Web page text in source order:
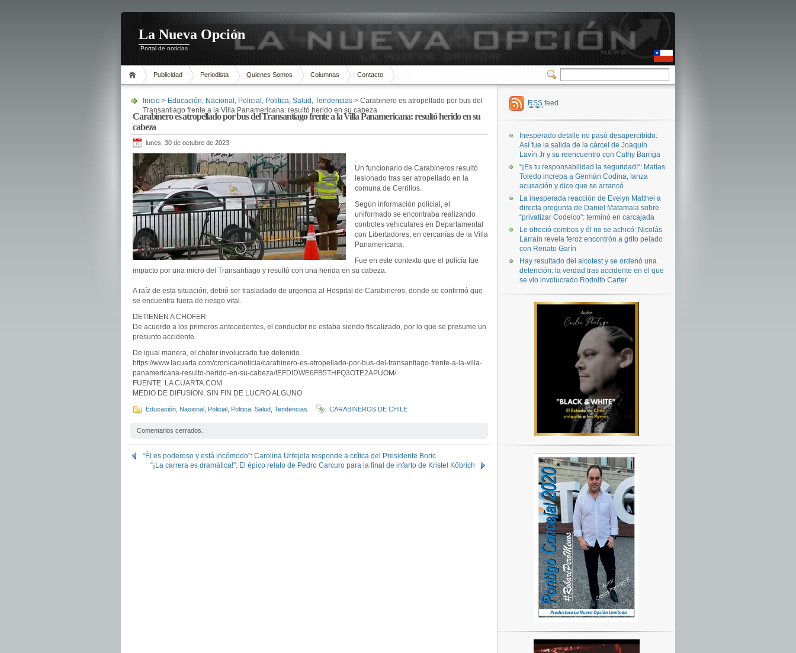
La Nueva Opción
Portal de noticias
Publicidad Periodista Quienes Somos Columnas Contacto
Inicio > Educación, Nacional , Policial , Politica, Salud , Tendencias > Carabinero es atropellado por bus del
Transantiago frente a la Villa Panamericana: resultó herido en su cabeza
Carabinero es atropellado por bus del Transantiago frente a la Villa Panamericana: resultó herido en su
cabeza
lunes, 30 de octubre de 2023
Un funcionario de Carabineros resultó
lesionado tras ser atropellado en la
comuna de Cerrillos.
Según información policial, el
uniformado se encontraba realizando
controles vehiculares en Departamental
con Libertadores, en cercanías de la Villa
Panamericana.
Fue en este contexto que el policía fue
impacto por una micro del Transantiago y resultó con una herida en su cabeza.
A raíz de esta situación, debió ser trasladado de urgencia al Hospital de Carabineros, donde se confirmó que
se encuentra fuera de riesgo vital.
DETIENEN A CHOFER
De acuerdo a los primeros antecedentes, el conductor no estaba siendo fiscalizado, por lo que se presume un
presunto accidente.
De igual manera, el chofer involucrado fue detenido.
https://www.lacuarta.com/cronica/noticia/carabinero-es-atropellado-por-bus-del-transantiago-frente-a-la-villa-
panamericana-resulto-herido-en-su-cabeza/IEFDIDWE6FB5THFQ3OTE2APUOM/
FUENTE. LA CUARTA.COM
MEDIO DE DIFUSION, SIN FIN DE LUCRO ALGUNO
Educación Nacional Policial Politica Salud Tendencias CARABINEROS DE CHILE
Comentarios cerrados.
“Él es poderoso y está incómodo”: Carolina Urrejola responde a crítica del Presidente Boric
“¡La carrera es dramática!”: El épico relato de Pedro Carcuro para la final de infarto de Kristel Köbrich
RSS feed
Inesperado detalle no pasó desapercibido:
Así fue la salida de la cárcel de Joaquín
Lavín Jr y su reencuentro con Cathy Barriga
“¡Es tu responsabilidad la seguridad!“: Matías
Toledo increpa a Germán Codina, lanza
acusación y dice que se arrancó
La inesperada reacción de Evelyn Matthei a
directa pregunta de Daniel Matamala sobre
“privatizar Codelco”: terminó en carcajada
Le ofreció combos y él no se achicó: Nicolás
Larraín revela feroz encontrón a grito pelado
con Renato Garín
Hay resultado del alcotest y se ordenó una
detención: la verdad tras accidente en el que
se vio involucrado Rodolfo Carter